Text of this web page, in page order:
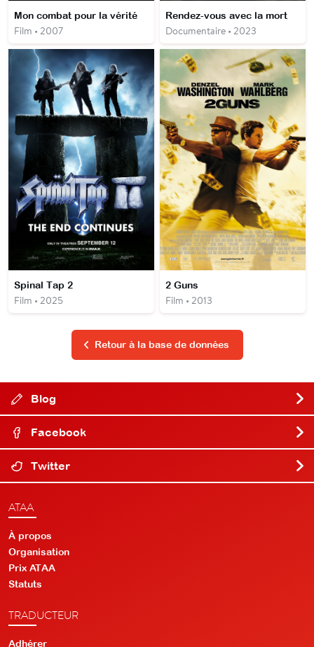
Mon combat pour la vérité
Film • 2007
Rendez-vous avec la mort
Documentaire • 2023
Spinal Tap 2
Film • 2025
2 Guns
Film • 2013
Retour à la base de données
Blog
Facebook
Twitter
ATAA
À propos
Organisation
Prix ATAA
Statuts
TRADUCTEUR
Adhérer